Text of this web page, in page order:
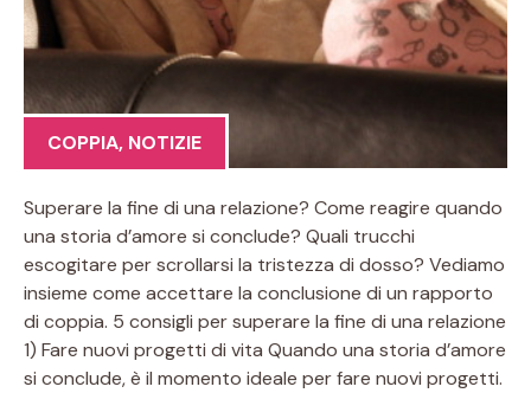
COPPIA, NOTIZIE
Superare la fine di una relazione? Come reagire quando
una storia d’amore si conclude? Quali trucchi
escogitare per scrollarsi la tristezza di dosso? Vediamo
insieme come accettare la conclusione di un rapporto
di coppia. 5 consigli per superare la fine di una relazione
1) Fare nuovi progetti di vita Quando una storia d’amore
si conclude, è il momento ideale per fare nuovi progetti.